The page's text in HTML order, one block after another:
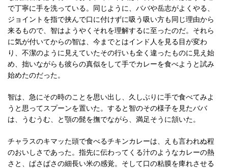
で丁寧に手を洗っている。同じように、ババや岳志がよくやる、
ジョイントを指で挟んで口に付けずに吸う吸い方も同じ理由から
来るもので、智はようやくそれを理解するに至ったのだ。それら
に気が付いてからの智は、今までとはインド人を見る目が変わ
り、不潔のように見えていたその行いも全く違ったものに見え始
め、拙いながらも彼らの真似をして手でカレーを食べようと試み
始めたのだった。
智は、急にその時のことを思い出し、久しぶりに手で食べてみよ
うと思ってスプーンを置いた。すると智のその様子を見たババ
は、うむうむ、と顎の髭を撫でながら、満足そうに頷いた。
チャラスのキマッた頭で食べるチキンカレーは、えも言われぬ程
のおいしさであった。指先に伝わってくる汁のようなカレーの熱
さと、ぱさぱさの細長い米の感覚。そして口の粘膜を痺れさせる